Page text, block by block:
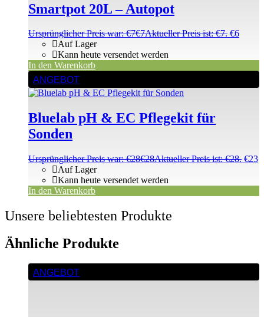
Smartpot 20L – Autopot
Ursprünglicher Preis war: €7€7Aktueller Preis ist: €7. €6
Auf Lager
Kann heute versendet werden
In den Warenkorb
ANGEBOT
Bluelab pH & EC Pflegekit für
Sonden
Ursprünglicher Preis war: €28€28Aktueller Preis ist: €28. €23
Auf Lager
Kann heute versendet werden
In den Warenkorb
Unsere beliebtesten Produkte
Ähnliche Produkte
ANGEBOT